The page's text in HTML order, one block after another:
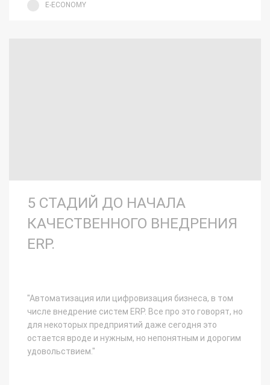
E-ECONOMY
5 СТАДИЙ ДО НАЧАЛА
КАЧЕСТВЕННОГО ВНЕДРЕНИЯ
ERP.
"Автоматизация или цифровизация бизнеса, в том
числе внедрение систем ERP. Все про это говорят, но
для некоторых предприятий даже сегодня это
остается вроде и нужным, но непонятным и дорогим
удовольствием."